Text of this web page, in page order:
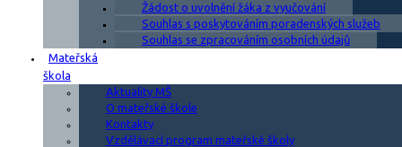
Žádost o uvolnění žáka z vyučování
Souhlas s poskytováním poradenských služeb
Souhlas se zpracováním osobních údajů
Mateřská
škola
Aktuality MŠ
O mateřské škole
Kontakty
Vzdělávací program mateřské školy